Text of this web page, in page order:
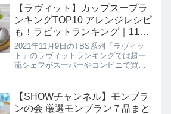
が選んだ本当に美味しいミートソース
10品が決定したので詳しく紹介しま
す。
【ラヴィット】カップスープラ
ンキングTOP10 アレンジレシピ
も！ラビットランキング｜11月
9日
2021年11月9日のTBS系列「ラヴィッ
ト」のラヴィットランキングでは超一
流シェフがスーパーやコンビニで買え
カップスープ10品が決定したので詳し
く紹介します。さらに後...
【SHOWチャンネル】モンブラ
ンの会 厳選モンブラン７品まと